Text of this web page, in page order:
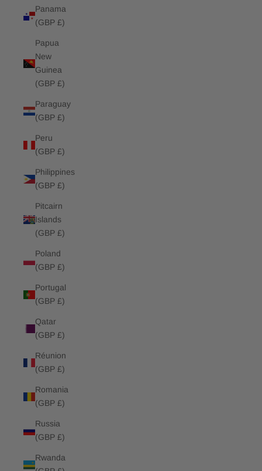
Panama
(GBP £)
Papua
New
Guinea
(GBP £)
Paraguay
(GBP £)
Peru
(GBP £)
Philippines
(GBP £)
Pitcairn
Islands
(GBP £)
Poland
(GBP £)
Portugal
(GBP £)
Qatar
(GBP £)
Réunion
(GBP £)
Romania
(GBP £)
Russia
(GBP £)
Rwanda